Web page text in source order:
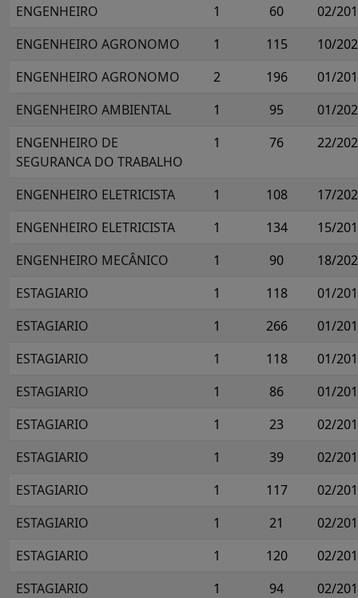
ENGENHEIRO
1 60
02/
ENGENHEIRO AGRONOMO
1 115
10/
ENGENHEIRO AGRONOMO
2 196
01/
ENGENHEIRO AMBIENTAL
1 95
01/
ENGENHEIRO DE
SEGURANCA DO TRABALHO
1 76 22/
ENGENHEIRO ELETRICISTA 1 108
17/
ENGENHEIRO ELETRICISTA
1 134
15/
ENGENHEIRO MECÂNICO
1 90
18/
ESTAGIARIO
1 118
01/
ESTAGIARIO
1 266
01/
ESTAGIARIO
1 118
01/
ESTAGIARIO
1 86
01/
ESTAGIARIO
1 23
02/
ESTAGIARIO
1 39
02/
ESTAGIARIO
1 117
02/
ESTAGIARIO
1 21
02/
ESTAGIARIO
1 120
02/
ESTAGIARIO
1 94
02/